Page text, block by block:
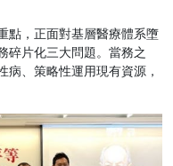
點，正面對基層醫療體系墮
碎片化三大問題。當務之
病、策略性運用現有資源，